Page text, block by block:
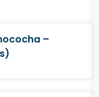
–